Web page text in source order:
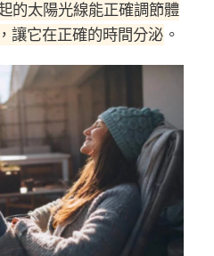
的太陽光線能正確調節體
讓它在正確的時間分泌 。